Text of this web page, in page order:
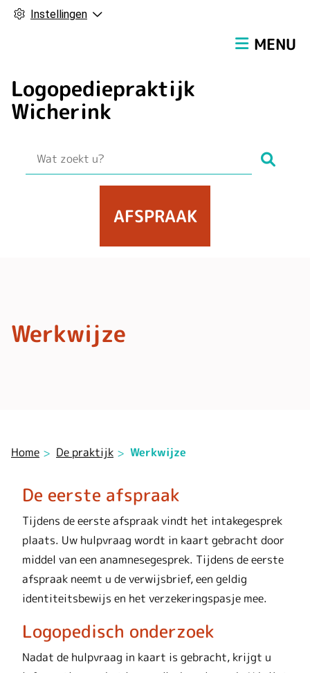
Instellingen
Logopediepraktijk
Wicherink
MENU
AFSPRAAK
Home De praktijk Werkwijze
Werkwijze
De eerste afspraak
Tijdens de eerste afspraak vindt het intakegesprek
plaats. Uw hulpvraag wordt in kaart gebracht door
middel van een anamnesegesprek. Tijdens de eerste
afspraak neemt u de verwijsbrief, een geldig
identiteitsbewijs en het verzekeringspasje mee.
Logopedisch onderzoek
Nadat de hulpvraag in kaart is gebracht, krijgt u